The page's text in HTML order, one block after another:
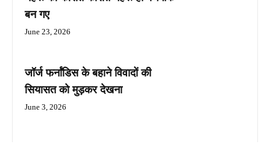
बन गए
June 23, 2026
जॉर्ज फर्नांडिस के बहाने विवादों की
सियासत को मुड़कर देखना
June 3, 2026